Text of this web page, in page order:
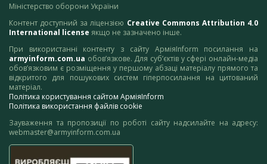
Міністерство оборони України
Контент доступний за ліцензією Creative Commons Attribution 4.0
International license якщо не зазначено інше.
При використанні контенту з сайту АрміяInform посилання на
armyinform.com.ua обов’язкове. Для суб’єктів у сфері онлайн-медіа
обов’язковим є розміщення у першому абзаці матеріалу прямого та
відкритого для пошукових систем гіперпосилання на цитований
матеріал.
Політика користування сайтом АрміяInform
Політика використання файлів cookie
Зауваження та пропозиції по роботі сайту надсилайте на адресу:
webmaster@armyinform.com.ua